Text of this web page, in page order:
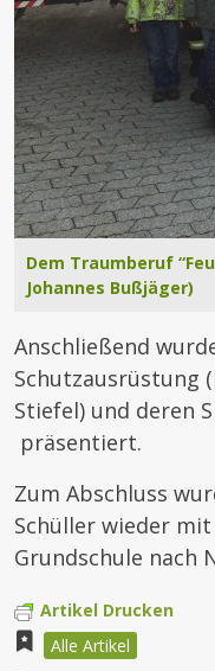
Dem Traumberuf
Johannes Bußjäger)
Anschließend
Schutzausrüstung
Stiefel) und deren
präsentiert.
Zum Abschluss
Schüller wieder
Grundschule nach
Artikel Drucken
Alle Artikel